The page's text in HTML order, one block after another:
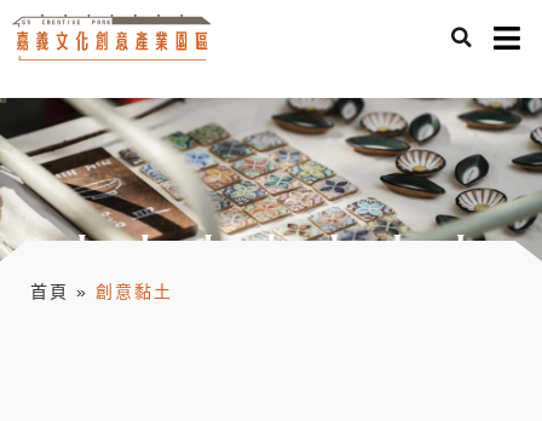
首頁 » 創意黏土